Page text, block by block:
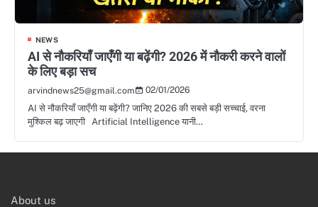
NEWS
AI से नौकरियाँ जाएँगी या बढ़ेंगी? 2026 में नौकरी करने वालों
के लिए बड़ा सच
arvindnews25@gmail.com
02/01/2026
AI से नौकरियाँ जाएँगी या बढ़ेंगी? जानिए 2026 की सबसे बड़ी सच्चाई, वरना
मुश्किल बढ़ जाएगी Artificial Intelligence यानी…
About us